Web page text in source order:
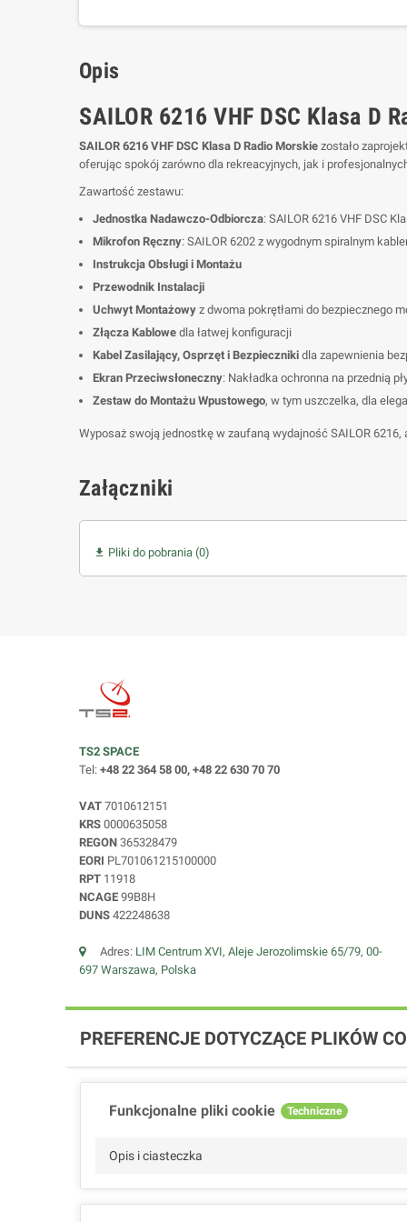
Opis
SAILOR 6216 VHF DSC Klasa D
SAILOR 6216 VHF DSC Klasa D Radio Morskie zostało
oferując spokój zarówno dla rekreacyjnych, jak i
Zawartość zestawu:
Jednostka Nadawczo-Odbiorcza: SAILOR 6216 VHF DSC
Mikrofon Ręczny: SAILOR 6202 z wygodnym spiralnym
Instrukcja Obsługi i Montażu
Przewodnik Instalacji
Uchwyt Montażowy z dwoma pokrętłami do bezpiecznego
Złącza Kablowe dla łatwej konfiguracji
Kabel Zasilający, Osprzęt i Bezpieczniki dla zapewnienia
Ekran Przeciwsłoneczny: Nakładka ochronna na przednią
Zestaw do Montażu Wpustowego, w tym uszczelka, dla
Wyposaż swoją jednostkę w zaufaną wydajność SAILOR
Załączniki
 Pliki do pobrania (0)
TS2 SPACE
Tel: +48 22 364 58 00, +48 22 630 70 70
VAT 7010612151
KRS 0000635058
REGON 365328479
EORI PL701061215100000
RPT 11918
NCAGE 99B8H
DUNS 422248638
Adres: LIM Centrum XVI, Aleje Jerozolimskie 65/79, 00-
697 Warszawa, Polska
PREFERENCJE DOTYCZĄCE PLIKÓW
Funkcjonalne pliki cookie Techniczne
Opis i ciasteczka